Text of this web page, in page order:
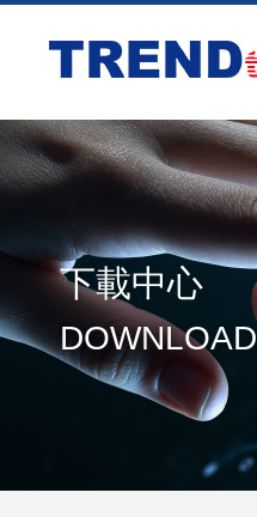
下載中心
DOWNLOAD